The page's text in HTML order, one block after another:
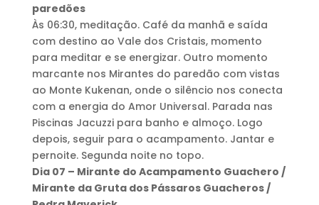
paredões
Às 06:30, meditação. Café da manhã e saída
com destino ao Vale dos Cristais, momento
para meditar e se energizar. Outro momento
marcante nos Mirantes do paredão com vistas
ao Monte Kukenan, onde o silêncio nos conecta
com a energia do Amor Universal. Parada nas
Piscinas Jacuzzi para banho e almoço. Logo
depois, seguir para o acampamento. Jantar e
pernoite. Segunda noite no topo.
Dia 07 – Mirante do Acampamento Guachero /
Mirante da Gruta dos Pássaros Guacheros /